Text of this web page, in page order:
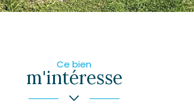
Ce bien
m'intéresse